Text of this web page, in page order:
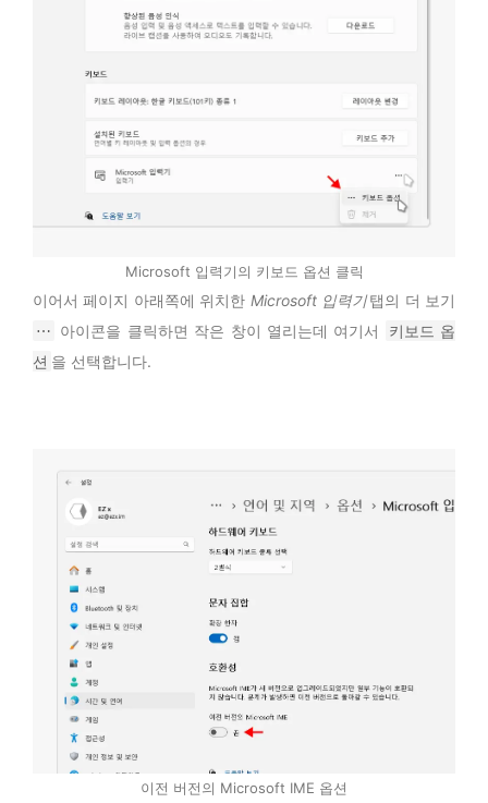
Microsoft 입력기의 키보드 옵션 클릭
이어서 페이지 아래쪽에 위치한 Microsoft 입력기탭의 더 보기
⋯ 아이콘을 클릭하면 작은 창이 열리는데 여기서
키보드 옵
션 을 선택합니다.
이전 버전의 Microsoft IME 옵션